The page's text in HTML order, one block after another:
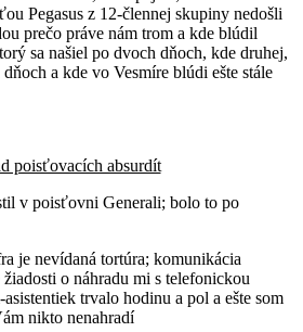
Pegasus z 12-člennej skupiny nedošli
prečo práve nám trom a kde blúdil
sa našiel po dvoch dňoch, kde druhej,
a kde vo Vesmíre blúdi ešte stále
poisťovacích absurdít
v poisťovni Generali; bolo to po
je nevídaná tortúra; komunikácia
o náhradu mi s telefonickou
trvalo hodinu a pol a ešte som
nikto nenahradí